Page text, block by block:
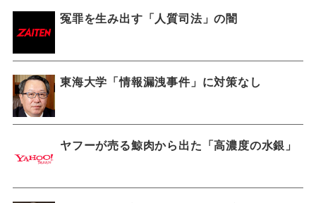
冤罪を生み出す「人質司法」の闇
東海大学「情報漏洩事件」に対策なし
ヤフーが売る鯨肉から出た「高濃度の水銀」